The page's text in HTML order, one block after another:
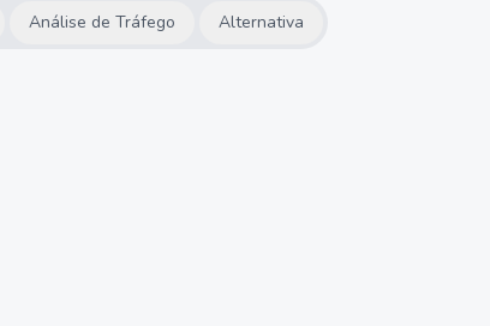
Análise de Tráfego Alternativa